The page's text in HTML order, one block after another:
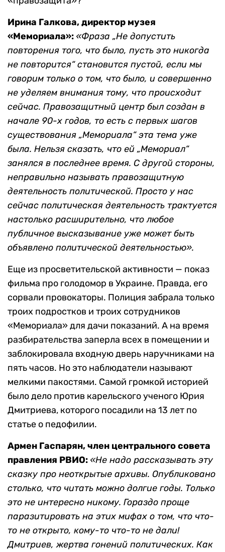
Ирина Галкова, директор музея
«Мемориала»: «Фраза „Не допустить
повторения того, что было, пусть это никогда
не повторится“ становится пустой, если мы
говорим только о том, что было, и совершенно
не уделяем внимания тому, что происходит
сейчас. Правозащитный центр был создан в
начале 90-х годов, то есть с первых шагов
существования „Мемориала“ эта тема уже
была. Нельзя сказать, что ей „Мемориал“
занялся в последнее время. С другой стороны,
неправильно называть правозащитную
деятельность политической. Просто у нас
сейчас политическая деятельность трактуется
настолько расширительно, что любое
публичное высказывание уже может быть
объявлено политической деятельностью».
Еще из просветительской активности — показ
фильма про голодомор в Украине. Правда, его
сорвали провокаторы. Полиция забрала только
троих подростков и троих сотрудников
«Мемориала» для дачи показаний. А на время
разбирательства заперла всех в помещении и
заблокировала входную дверь наручниками на
пять часов. Но это наблюдатели называют
мелкими пакостями. Самой громкой историей
было дело против карельского ученого Юрия
Дмитриева, которого посадили на 13 лет по
статье о педофилии.
Армен Гаспарян, член центрального совета
правления РВИО: «Не надо рассказывать эту
сказку про неоткрытые архивы. Опубликовано
столько, что читать можно долгие годы. Только
это не интересно никому. Гораздо проще
паразитировать на этих мифах о том, что что-
то не открыто, кому-то что-то не дали!
Дмитриев, жертва гонений политических. Как